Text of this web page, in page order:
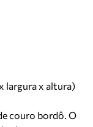
largura x altura)
couro bordô. O